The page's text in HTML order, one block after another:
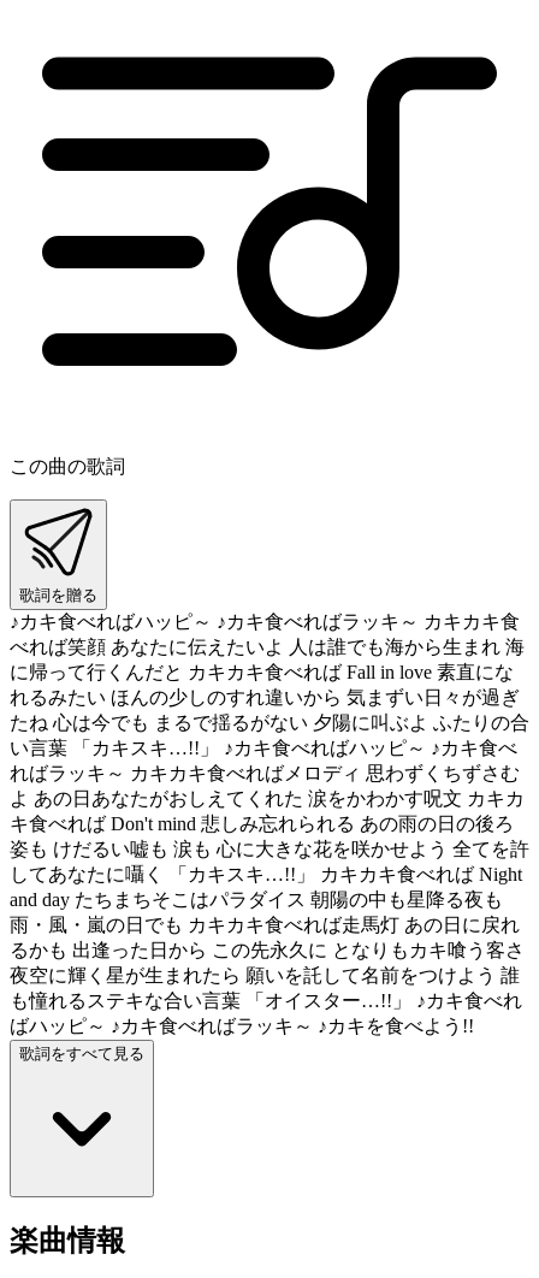
この曲の歌詞
歌詞を贈る
♪カキ食べればハッピ～ ♪カキ食べればラッキ～ カキカキ食
べれば笑顔 あなたに伝えたいよ 人は誰でも海から生まれ 海
に帰って行くんだと カキカキ食べれば Fall in love 素直にな
れるみたい ほんの少しのすれ違いから 気まずい日々が過ぎ
たね 心は今でも まるで揺るがない 夕陽に叫ぶよ ふたりの合
い言葉 「カキスキ…!!」 ♪カキ食べればハッピ～ ♪カキ食べ
ればラッキ～ カキカキ食べればメロディ 思わずくちずさむ
よ あの日あなたがおしえてくれた 涙をかわかす呪文 カキカ
キ食べれば Don't mind 悲しみ忘れられる あの雨の日の後ろ
姿も けだるい嘘も 涙も 心に大きな花を咲かせよう 全てを許
してあなたに囁く 「カキスキ…!!」 カキカキ食べれば Night
and day たちまちそこはパラダイス 朝陽の中も星降る夜も
雨・風・嵐の日でも カキカキ食べれば走馬灯 あの日に戻れ
るかも 出逢った日から この先永久に となりもカキ喰う客さ
夜空に輝く星が生まれたら 願いを託して名前をつけよう 誰
も憧れるステキな合い言葉 「オイスター…!!」 ♪カキ食べれ
ばハッピ～ ♪カキ食べればラッキ～ ♪カキを食べよう!!
歌詞をすべて見る
楽曲情報